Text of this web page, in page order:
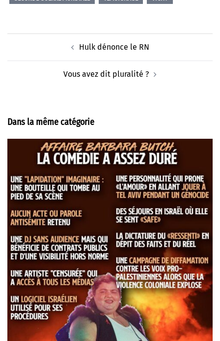
Hulk dénonce le RN
Vous avez dit pluralité ?
Dans la même catégorie